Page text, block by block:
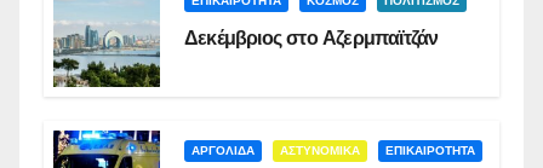
Δεκέμβριος στο Αζερμπαϊτζάν
ΑΡΓΟΛΙΔΑ ΑΣΤΥΝΟΜΙΚΑ ΕΠΙΚΑΙΡΟΤΗΤΑ